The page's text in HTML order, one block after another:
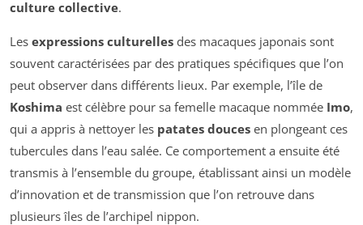
culture collective.
Les expressions culturelles des macaques japonais sont
souvent caractérisées par des pratiques spécifiques que l’on
peut observer dans différents lieux. Par exemple, l’île de
Koshima est célèbre pour sa femelle macaque nommée Imo,
qui a appris à nettoyer les patates douces en plongeant ces
tubercules dans l’eau salée. Ce comportement a ensuite été
transmis à l’ensemble du groupe, établissant ainsi un modèle
d’innovation et de transmission que l’on retrouve dans
plusieurs îles de l’archipel nippon.